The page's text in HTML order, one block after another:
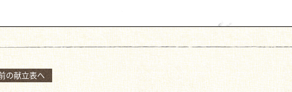
の献立表へ